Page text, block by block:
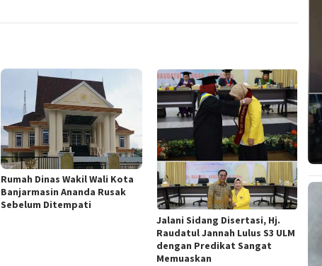
Rumah Dinas Wakil Wali Kota
Banjarmasin Ananda Rusak
Sebelum Ditempati
Jalani Sidang Disertasi, Hj.
Raudatul Jannah Lulus S3 ULM
dengan Predikat Sangat
Memuaskan